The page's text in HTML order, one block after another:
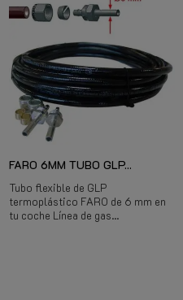
FARO 6MM TUBO GLP...
Tubo flexible de GLP
termoplástico FARO de 6 mm en
tu coche Línea de gas...